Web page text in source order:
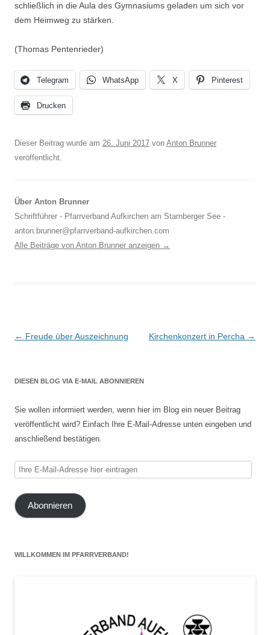
schließlich in die Aula des Gymnasiums geladen um sich vor
dem Heimweg zu stärken.
(Thomas Pentenrieder)
Telegram WhatsApp X Pinterest
Drucken
Dieser Beitrag wurde am 26. Juni 2017 von Anton Brunner
veröffentlicht.
Über Anton Brunner
Schriftführer - Pfarrverband Aufkirchen am Starnberger See -
anton.brunner@pfarrverband-aufkirchen.com
Alle Beiträge von Anton Brunner anzeigen →
Beitragsnavigation
← Freude über Auszeichnung Kirchenkonzert in Percha →
DIESEN BLOG VIA E-MAIL ABONNIEREN
Sie wollen informiert werden, wenn hier im Blog ein neuer Beitrag
veröffentlicht wird? Einfach Ihre E-Mail-Adresse unten eingeben und
anschließend bestätigen.
Ihre
Mail-
Adresse
Abonnieren
WILLKOMMEN IM PFARRVERBAND!